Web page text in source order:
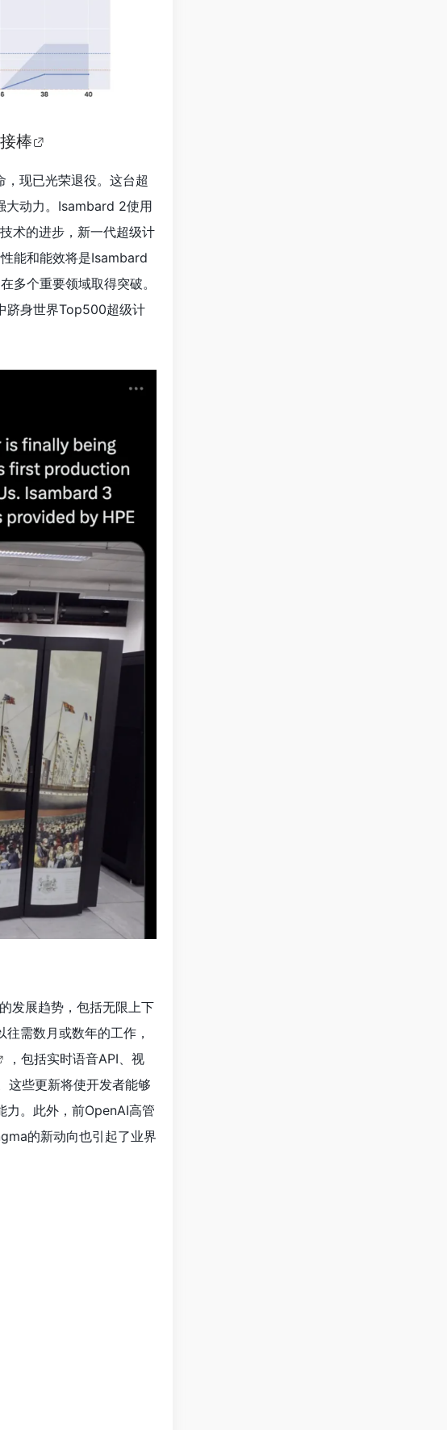
棒
现已光荣退役。这台超
大动力。Isambard 2使用
术的进步，新一代超级计
能和能效将是Isambard
多个重要领域取得突破。
跻身世界Top500超级计
发展趋势，包括无限上下
需数月或数年的工作，
，包括实时语音API、视
这些更新将使开发者能够
力。此外，前OpenAI高管
的新动向也引起了业界